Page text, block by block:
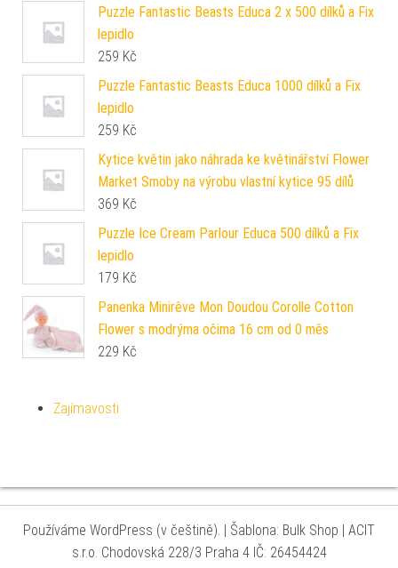
Puzzle Fantastic Beasts Educa 2 x 500 dílků a Fix
lepidlo
259 Kč
Puzzle Fantastic Beasts Educa 1000 dílků a Fix
lepidlo
259 Kč
Kytice květin jako náhrada ke květinářství Flower
Market Smoby na výrobu vlastní kytice 95 dílů
369 Kč
Puzzle Ice Cream Parlour Educa 500 dílků a Fix
lepidlo
179 Kč
Panenka Minirêve Mon Doudou Corolle Cotton
Flower s modrýma očima 16 cm od 0 měs
229 Kč
Zajímavosti
Používáme WordPress (v češtině). Šablona: Bulk Shop
| ACIT
s.r.o. Chodovská 228/3 Praha 4 IČ: 26454424